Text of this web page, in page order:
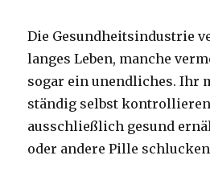
Die Gesundheitsindustrie
langes Leben, manche
sogar ein unendliches. Ihr
ständig selbst
ausschließlich gesund
oder andere Pille